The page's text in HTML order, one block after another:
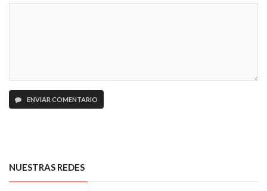
ENVIAR COMENTARIO
NUESTRAS REDES